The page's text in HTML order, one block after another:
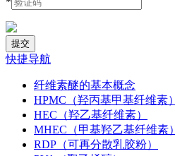
快捷导航
纤维素醚的基本概念
HPMC（羟丙基甲基纤维素）
HEC（羟乙基纤维素）
MHEC（甲基羟乙基纤维素）
RDP（可再分散乳胶粉）